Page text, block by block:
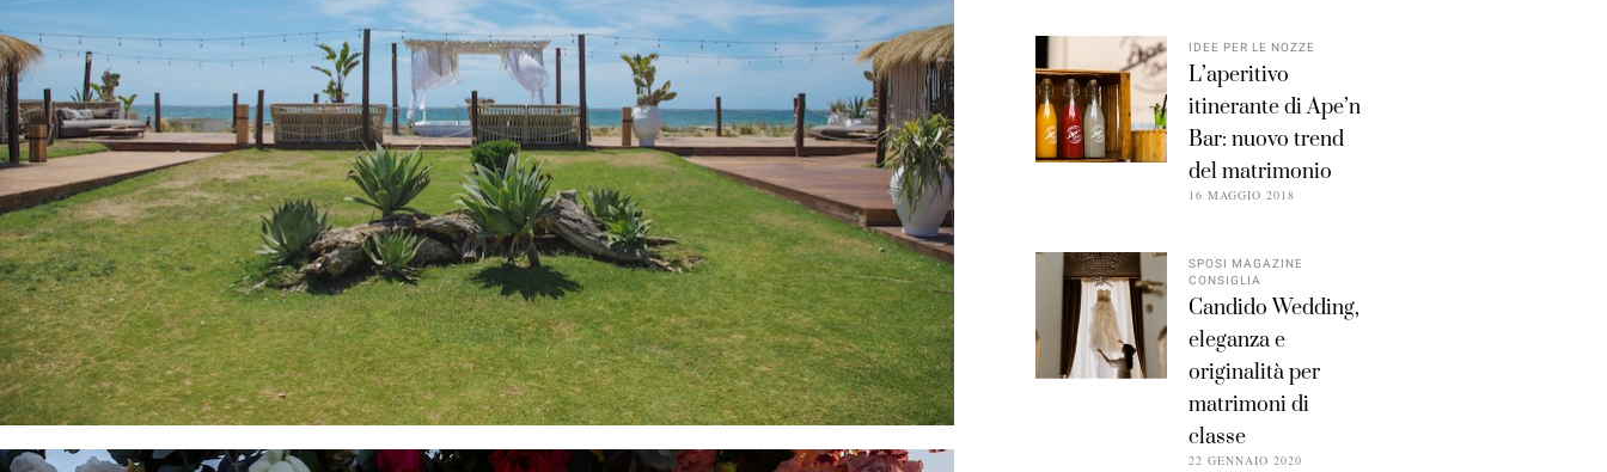
IDEE PER LE NOZZE
L’aperitivo
itinerante di Ape’n
Bar: nuovo trend
del matrimonio
16 MAGGIO 2018
SPOSI MAGAZINE
CONSIGLIA
Candido Wedding,
eleganza e
originalità per
matrimoni di
classe
22 GENNAIO 2020